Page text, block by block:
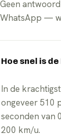
Geen
WhatsApp —
Hoe snel is
In de
ongeveer 510
seconden van
200 km/u.